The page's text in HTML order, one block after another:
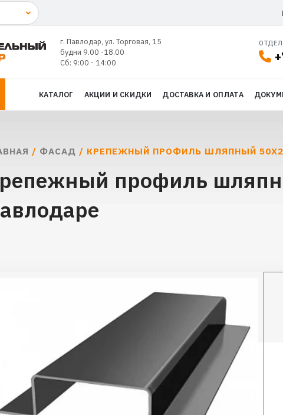
г. Павлодар, ул. Торговая, 15
будни 9.00 -18.00
Сб: 9:00 - 14:00
КАТАЛОГ АКЦИИ И СКИДКИ ДОСТАВКА И ОПЛАТА
/ ФАСАД / КРЕПЕЖНЫЙ ПРОФИЛЬ ШЛЯПНЫЙ
профиль